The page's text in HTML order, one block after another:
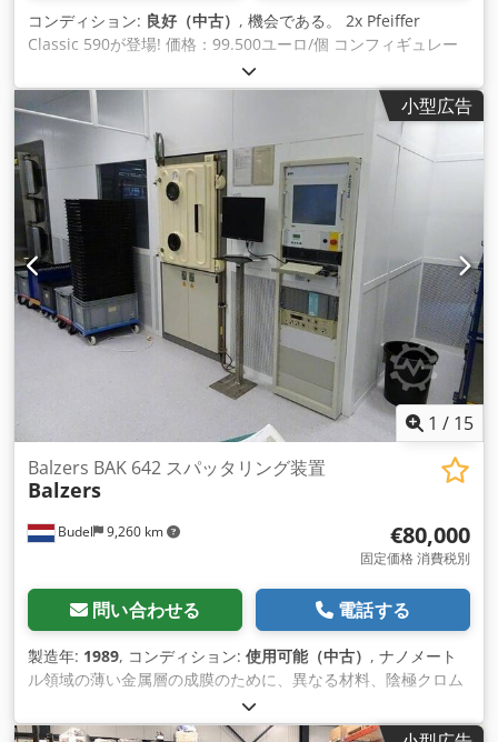
コンディション: 良好（中古） , 機会である。 2x Pfeiffer
Classic 590が登場! 価格：99.500ユーロ/個 コンフィギュレー
ション コーター 1: 2x Pfeiffer TPH 2301 (2300ls) 完全オーバー
ホール済み ファイファー社製DCU600 2x VAT スロットルバル
ブ 64048-pe48-ads2/0001 1x Pfeiffer PKR251 フルレンジセン
サー ファイファーTPR280 プレバキューム用 ファイファーデュ
オ120プレポンプ(120m3/h) Codpfxshwv Tfs Aiterf 真空チャ
ンバー。 基板サイズ丸型840mm用 遮蔽体、予備遮蔽体を含む
2倍速ビューポート 複数のフィードスルー 熱電対を含む回転式
フィードスルー 赤外線ヒーター ウォーターマニホールドプラ
スバルブ ベント・パンプダウン用真空バルブなど 注意事項現
在、Resistance Evaporationに使用中（使用できるボートはあ
りません） IP化により現在のPLC、E-cabinetは撤去。しかし、
必要であれば、弊社Orange Thin Filmsは、Labviewによる自
動化と新しいプロセス（Eeam-Sputtering-Evaporationなど）
による完全 な改修を行うことができます。 コンフィギュレー
ションコーター 2: 2x Pfeiffer TPH 2201 s pc (horizontal
turbo 2200ls) 完全オーバーホール済み。 ファイファー社製
DCU600 2x VAT スロットルバルブ 64048-pe48-ads2/0001 1x
Pfeiffer PKR251 フルレンジセンサー ファイファーTPR280 プ
レバキューム用 ファイファーデュオ120プレポンプ(120m3/h)
体を含む 2倍速ビューポート 複数のフィードスルー 熱電対を含
む回転式フィードスルー 赤外線ヒーター ウォーターマニホー
意事項抵抗蒸発に使用する電流（ボートは使用不可） IP化によ
り現在のPLC、E-cabinetは撤去。ただし：必要な場合は [...]
小型広告
1 / 15
Budel 9,260 km
Balzers BAK 642 スパッタリング装置
Balzers
€80,000
固定価格 消費税別
問い合わせる 電話する
製造年: 1989, コンディション: 使用可能（中古） , ナノメート
ル領域の薄い金属層の成膜のために、異なる材料、陰極クロム
および銅、1チャンバー、回転バスケット、プレポンプセッ
ト、ター ボポンプ、プラントの加熱と冷却のための温水と冷水